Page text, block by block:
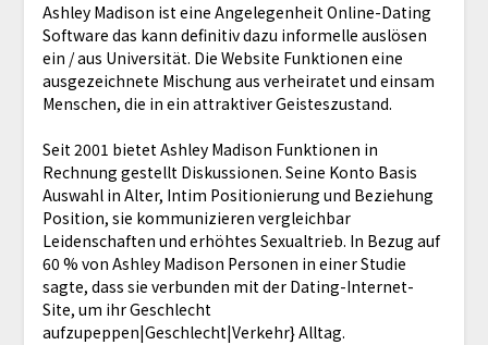
Ashley Madison ist eine Angelegenheit Online-Dating
Software das kann definitiv dazu informelle auslösen
ein / aus Universität. Die Website Funktionen eine
ausgezeichnete Mischung aus verheiratet und einsam
Menschen, die in ein attraktiver Geisteszustand.
Seit 2001 bietet Ashley Madison Funktionen in
Rechnung gestellt Diskussionen. Seine Konto Basis
Auswahl in Alter, Intim Positionierung und Beziehung
Position, sie kommunizieren vergleichbar
Leidenschaften und erhöhtes Sexualtrieb. In Bezug auf
60 % von Ashley Madison Personen in einer Studie
sagte, dass sie verbunden mit der Dating-Internet-
Site, um ihr Geschlecht
aufzupeppen|Geschlecht|Verkehr} Alltag.